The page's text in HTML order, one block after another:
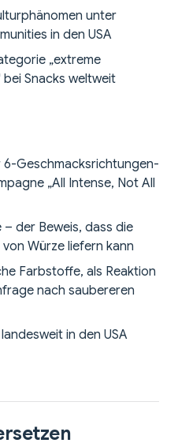
unter
in den USA
„extreme
Snacks weltweit
6-Geschmacksrichtungen-
„All Intense, Not All
– der Beweis, dass die
Würze liefern kann
Farbstoffe, als Reaktion
nach saubereren
in den USA